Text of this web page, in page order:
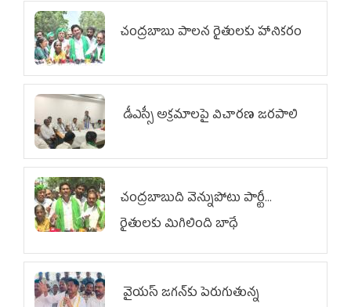
చంద్రబాబు పాలన రైతులకు హానికరం
డీఎస్సీ అక్రమాలపై విచారణ జరపాలి
చంద్రబాబుది వెన్నుపోటు పార్టీ...
రైతులకు మిగిలింది బాధే
వైయ‌స్ జగన్‌కు పెరుగుతున్న